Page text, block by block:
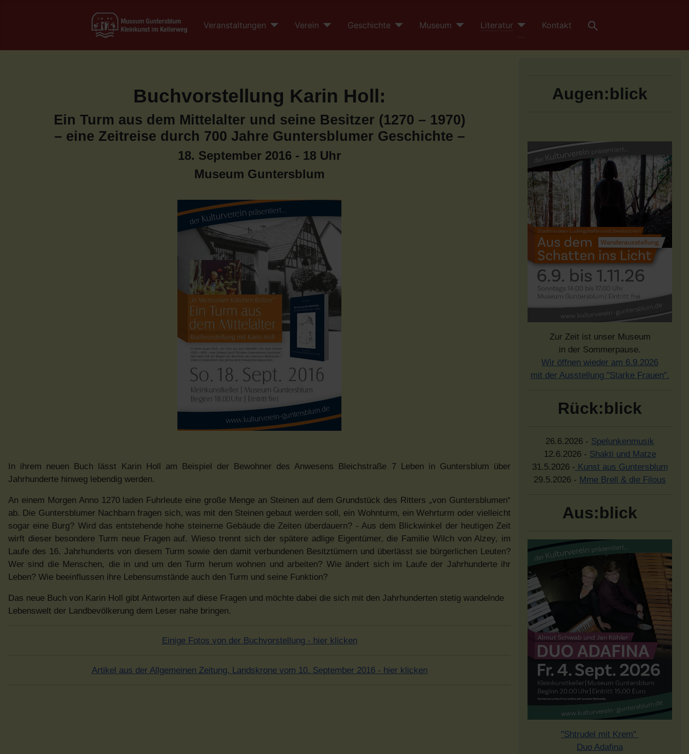
Veranstaltungen Verein Geschichte Museum Literatur Kontakt
Buchvorstellung Karin Holl:
Ein Turm aus dem Mittelalter und seine Besitzer (1270 – 1970)
– eine Zeitreise durch 700 Jahre Guntersblumer Geschichte –
18. September 2016 - 18 Uhr
Museum Guntersblum
In ihrem neuen Buch lässt Karin Holl am Beispiel der Bewohner des Anwesens Bleichstraße 7 Leben in Guntersblum über
Jahrhunderte hinweg lebendig werden.
An einem Morgen Anno 1270 laden Fuhrleute eine große Menge an Steinen auf dem Grundstück des Ritters „von Guntersblumen“
ab. Die Guntersblumer Nachbarn fragen sich, was mit den Steinen gebaut werden soll, ein Wohnturm, ein Wehrturm oder vielleicht
sogar eine Burg? Wird das entstehende hohe steinerne Gebäude die Zeiten überdauern? - Aus dem Blickwinkel der heutigen Zeit
wirft dieser besondere Turm neue Fragen auf. Wieso trennt sich der spätere adlige Eigentümer, die Familie Wilch von Alzey, im
Laufe des 16. Jahrhunderts von diesem Turm sowie den damit verbundenen Besitztümern und überlässt sie bürgerlichen Leuten?
Wer sind die Menschen, die in und um den Turm herum wohnen und arbeiten? Wie ändert sich im Laufe der Jahrhunderte ihr
Leben? Wie beeinflussen ihre Lebensumstände auch den Turm und seine Funktion?
Das neue Buch von Karin Holl gibt Antworten auf diese Fragen und möchte dabei die sich mit den Jahrhunderten stetig wandelnde
Lebenswelt der Landbevölkerung dem Leser nahe bringen.
Einige Fotos von der Buchvorstellung - hier klicken
Artikel aus der Allgemeinen Zeitung, Landskrone vom 10. September 2016 - hier klicken
Augen:blick
Zur Zeit ist unser Museum
in der Sommerpause.
Wir öffnen wieder am 6.9.2026
mit der Ausstellung "Starke Frauen".
Rück:blick
26.6.2026 - Spelunkenmusik
12.6.2026 - Shakti und Matze
31.5.2026 - Kunst aus Guntersblum
29.5.2026 - Mme Brell & die Filous
Aus:blick
"Shtrudel mit Krem"
Duo Adafina